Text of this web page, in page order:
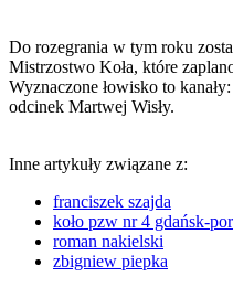
Do rozegrania w tym roku
Mistrzostwo Koła, które
Wyznaczone łowisko to
odcinek Martwej Wisły.
Inne artykuły związane z:
franciszek szajda
koło pzw nr 4 gdańsk-
roman nakielski
zbigniew piepka